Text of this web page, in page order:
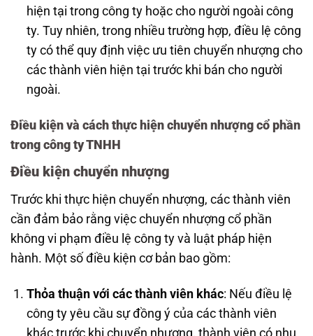
hiện tại trong công ty hoặc cho người ngoài công
ty. Tuy nhiên, trong nhiều trường hợp, điều lệ công
ty có thể quy định việc ưu tiên chuyển nhượng cho
các thành viên hiện tại trước khi bán cho người
ngoài.
Điều kiện và cách thực hiện chuyển nhượng cổ phần
trong công ty TNHH
Điều kiện chuyển nhượng
Trước khi thực hiện chuyển nhượng, các thành viên
cần đảm bảo rằng việc chuyển nhượng cổ phần
không vi phạm điều lệ công ty và luật pháp hiện
hành. Một số điều kiện cơ bản bao gồm:
Thỏa thuận với các thành viên khác: Nếu điều lệ
công ty yêu cầu sự đồng ý của các thành viên
khác trước khi chuyển nhượng, thành viên có nhu